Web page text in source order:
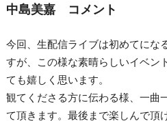
中島美嘉 コメント
今回、生配信ライブは初めてにな
すが、この様な素晴らしいイベン
ても嬉しく思います。
観てくださる方に伝わる様、一曲
て頂きます。最後まで楽しんで頂